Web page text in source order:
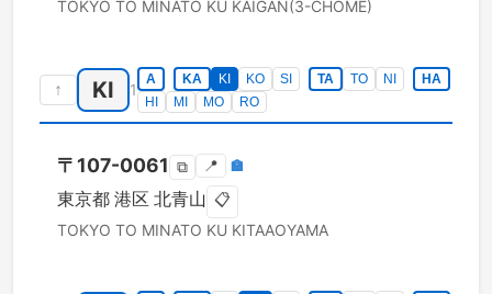
TOKYO TO MINATO KU KAIGAN(3-CHOME)
↑ KI 1
A KA KI KO SI TA TO NI
HA
HI
MI MO RO
〒 107-0061 ⧉ 📍 🏣
東京都 港区 北青山 📋
TOKYO TO MINATO KU KITAAOYAMA